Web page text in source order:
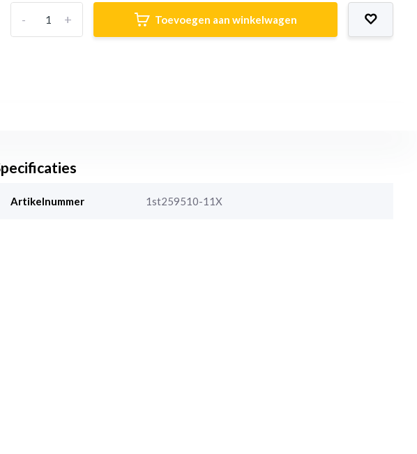
+
- Toevoegen aan winkelwagen
Artikelnummer 1st259510-11X